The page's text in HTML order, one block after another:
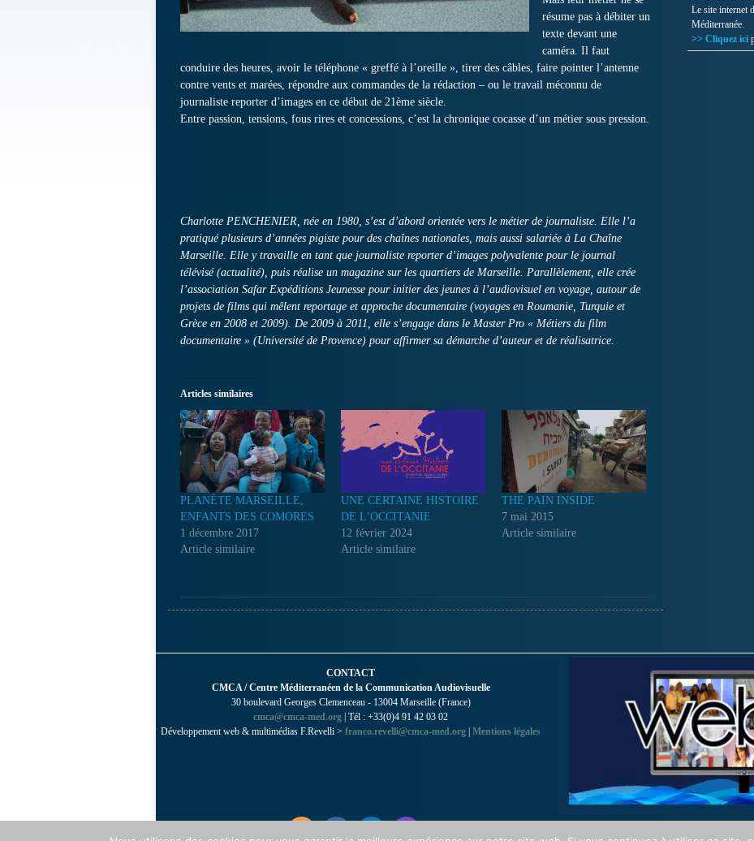
résume pas à débiter un
texte devant une
caméra. Il faut
conduire des heures, avoir le téléphone « greffé à l’oreille », tirer des câbles, faire pointer l’antenne
contre vents et marées, répondre aux commandes de la rédaction – ou le travail méconnu de
journaliste reporter d’images en ce début de 21ème siècle.
Entre passion, tensions, fous rires et concessions, c’est la chronique cocasse d’un métier sous pression.
Charlotte PENCHENIER, née en 1980, s’est d’abord orientée vers le métier de journaliste. Elle l’a
pratiqué plusieurs d’années pigiste pour des chaînes nationales, mais aussi salariée à La Chaîne
Marseille. Elle y travaille en tant que journaliste reporter d’images polyvalente pour le journal
télévisé (actualité), puis réalise un magazine sur les quartiers de Marseille. Parallèlement, elle crée
l’association Safar Expéditions Jeunesse pour initier des jeunes à l’audiovisuel en voyage, autour de
projets de films qui mêlent reportage et approche documentaire (voyages en Roumanie, Turquie et
Grèce en 2008 et 2009). De 2009 à 2011, elle s’engage dans le Master Pro « Métiers du film
documentaire » (Université de Provence) pour affirmer sa démarche d’auteur et de réalisatrice.
Articles similaires
PLANÈTE MARSEILLE,
ENFANTS DES COMORES
1 décembre 2017
Article similaire
UNE CERTAINE HISTOIRE
DE L’OCCITANIE
12 février 2024
Article similaire
THE PAIN INSIDE
7 mai 2015
Article similaire
Le site internet
Méditerranée.
>> Cliquez ici
CONTACT
CMCA / Centre Méditerranéen de la Communication Audiovisuelle
30 boulevard Georges Clemenceau - 13004 Marseille (France)
cmca@cmca-med.org | Tél : +33(0)4 91 42 03 02
Développement web & multimédias F.Revelli > franco.revelli@cmca-med.org | Mentions légales